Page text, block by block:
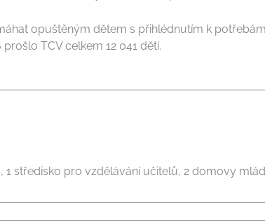
opuštěným dětem s přihlédnutím k
TCV celkem 12 041 dětí.
středisko pro vzdělávání učitelů, 2 domovy